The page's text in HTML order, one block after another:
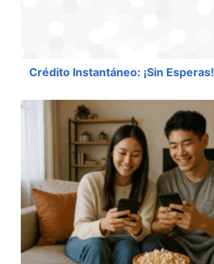
Crédito Instantáneo: ¡Sin Esperas!